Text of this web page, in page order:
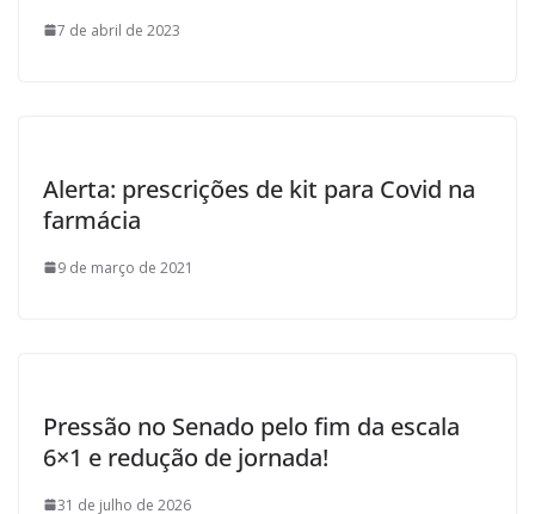
7 de abril de 2023
Alerta: prescrições de kit para Covid na
farmácia
9 de março de 2021
Pressão no Senado pelo fim da escala
6×1 e redução de jornada!
31 de julho de 2026